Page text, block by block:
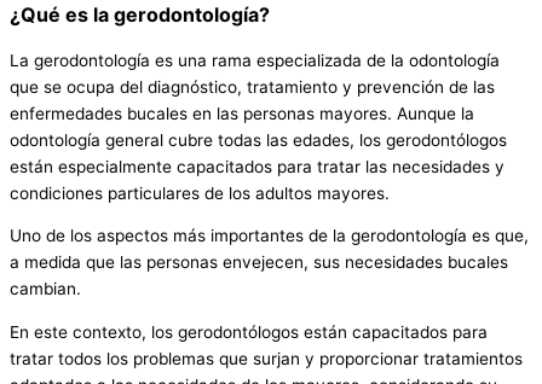
¿Qué es la gerodontología?
La gerodontología es una rama especializada de la odontología
que se ocupa del diagnóstico, tratamiento y prevención de las
enfermedades bucales en las personas mayores. Aunque la
odontología general cubre todas las edades, los gerodontólogos
están especialmente capacitados para tratar las necesidades y
condiciones particulares de los adultos mayores.
Uno de los aspectos más importantes de la gerodontología es que,
a medida que las personas envejecen, sus necesidades bucales
cambian.
En este contexto, los gerodontólogos están capacitados para
tratar todos los problemas que surjan y proporcionar tratamientos